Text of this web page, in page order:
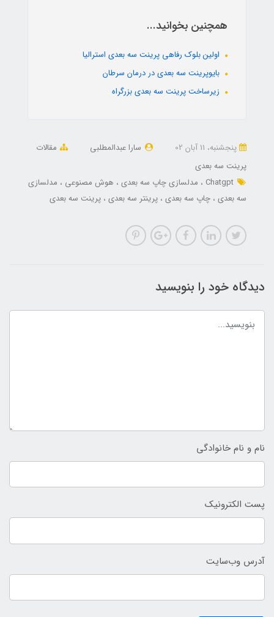
همچنین بخوانید...
اولین بلوک رفاهی پرینت سه بعدی استرالیا
بایوپرینت سه بعدی در درمان سرطان
زیرساخت پرینت سه بعدی بزرگراه
پنجشنبه، 11 آبان 02 سارا عبدالمطلبی
مقالات
پرینت سه بعدی
Chatgpt
مدلسازی چاپ سه بعدی هوش مصنوعی
مدلسازی
سه بعدی چاپ سه بعدی پرینتر سه بعدی پرینت سه بعدی
دیدگاه خود را بنویسید
نام و نام خانوادگی
پست الکترونیک
آدرس وب‌سایت